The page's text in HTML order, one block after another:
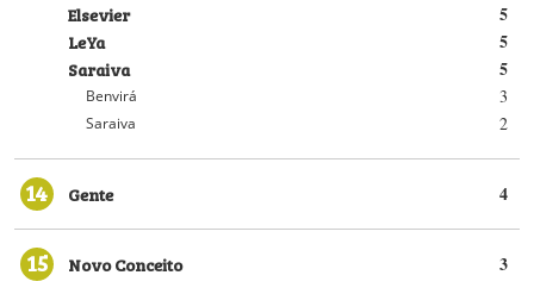
5
Elsevier
5
LeYa
5
Saraiva
3
Benvirá
2
Saraiva
14 4
Gente
15 3
Novo Conceito